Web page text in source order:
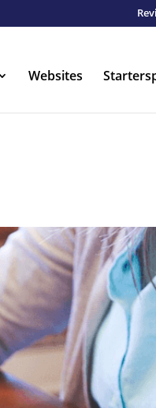
Websites